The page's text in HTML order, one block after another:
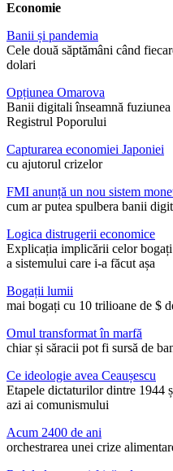
Economie
Banii și pandemia
Cele două săptămâni când
dolari
Opțiunea Omarova
Banii digitali înseamnă
Registrul Poporului
Capturarea economiei Japoniei
cu ajutorul crizelor
FMI anunță un nou sistem
cum ar putea spulbera banii
Logica distrugerii economice
Explicația implicării celor
a sistemului care i-a făcut așa
Bogații lumii
mai bogați cu 10 trilioane de $
Omul transformat în marfă
chiar și săracii pot fi sursă de
Ce ideologie avea Ceaușescu
Etapele dictaturilor dintre 1944
azi ai comunismului
Acum 2400 de ani
orchestrarea unei crize